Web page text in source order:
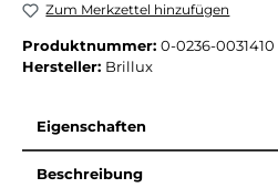
Zum Merkzettel hinzufügen
Produktnummer: 0-0236-0031410
Hersteller: Brillux
Eigenschaften
Beschreibung